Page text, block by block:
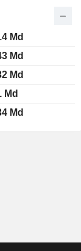
Md
Md
Md
Md
Md